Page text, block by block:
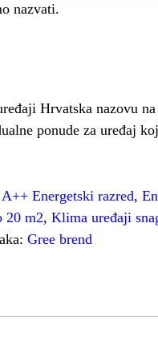
nazvati.
Hrvatska nazovu
ponude za uređaj
A++ Energetski razred,
20 m2,Klima uređaji
Gree brend